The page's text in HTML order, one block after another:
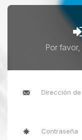
Por favor,